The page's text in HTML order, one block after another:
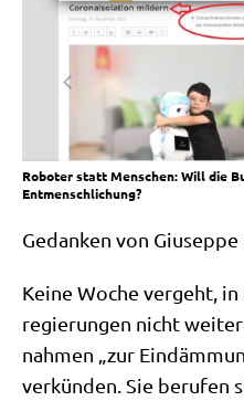
Roboter statt Menschen: Will die
Entmenschlichung?
Gedan­ken von
Kei­ne Woche ver­geht,
re­gie­run­gen nicht
nah­men „zur
ver­kün­den. Sie beru­fen